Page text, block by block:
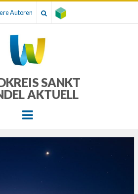
Autoren
SANKT
AKTUELL
Menu